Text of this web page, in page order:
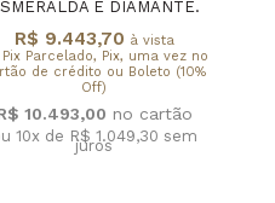
E DIAMANTE.
R$ 9.443,70 à vista
Parcelado, Pix, uma vez no
de crédito ou Boleto (10%
Off)
10.493,00
10x de R$ 1.049,30 sem
juros